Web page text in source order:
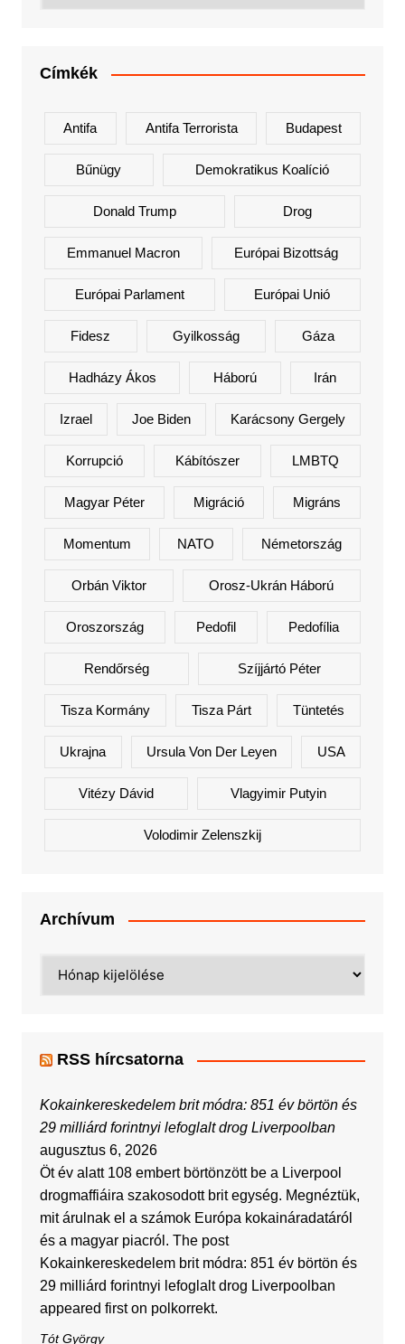
Címkék
Antifa Antifa Terrorista Budapest
Bűnügy Demokratikus Koalíció
Donald Trump Drog
Emmanuel Macron Európai Bizottság
Európai Parlament Európai Unió
Fidesz Gyilkosság Gáza
Hadházy Ákos Háború Irán
Izrael Joe Biden Karácsony Gergely
Korrupció Kábítószer LMBTQ
Magyar Péter Migráció Migráns
Momentum NATO Németország
Orbán Viktor Orosz-Ukrán Háború
Oroszország Pedofil Pedofília
Rendőrség Szíjjártó Péter
Tisza Kormány Tisza Párt Tüntetés
Ukrajna Ursula Von Der Leyen USA
Vitézy Dávid Vlagyimir Putyin
Volodimir Zelenszkij
Archívum
RSS hírcsatorna
Kokainkereskedelem brit módra: 851 év börtön és
29 milliárd forintnyi lefoglalt drog Liverpoolban
augusztus 6, 2026
Öt év alatt 108 embert börtönzött be a Liverpool
drogmaffiáira szakosodott brit egység. Megnéztük,
mit árulnak el a számok Európa kokaináradatáról
és a magyar piacról. The post
Kokainkereskedelem brit módra: 851 év börtön és
29 milliárd forintnyi lefoglalt drog Liverpoolban
appeared first on polkorrekt.
Tót György